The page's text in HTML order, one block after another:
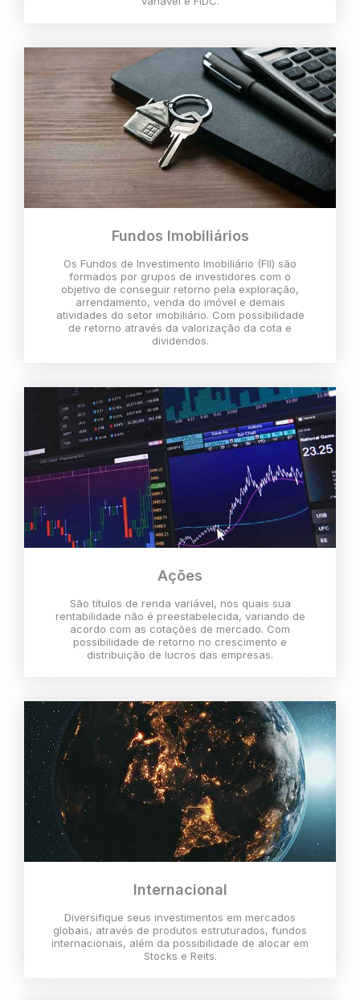
Fundos Imobiliários
Os Fundos de Investimento Imobiliário (FII) são
formados por grupos de investidores com o
objetivo de conseguir retorno pela exploração,
arrendamento, venda do imóvel e demais
atividades do setor imobiliário. Com possibilidade
de retorno através da valorização da cota e
dividendos.
Ações
São títulos de renda variável, nos quais sua
rentabilidade não é preestabelecida, variando de
acordo com as cotações de mercado. Com
possibilidade de retorno no crescimento e
distribuição de lucros das empresas.
Internacional
Diversifique seus investimentos em mercados
globais, através de produtos estruturados, fundos
internacionais, além da possibilidade de alocar em
Stocks e Reits.